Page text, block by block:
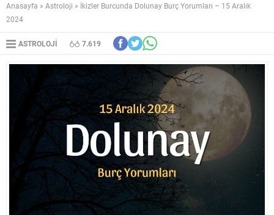
Anasayfa » Astroloji » İkizler Burcunda Dolunay Burç Yorumları – 15 Aralık
2024
ASTROLOJI 7.619